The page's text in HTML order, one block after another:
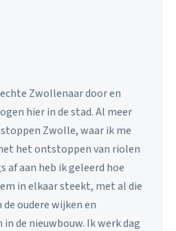
Zwollenaar door en
hier in de stad. Al meer
Zwolle, waar ik me
het ontstoppen van riolen
af aan heb ik geleerd hoe
in elkaar steekt, met al die
oudere wijken en
de nieuwbouw. Ik werk dag